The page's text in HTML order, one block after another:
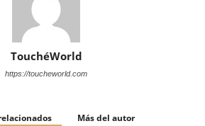
TouchéWorld
https://toucheworld.com
Más del autor